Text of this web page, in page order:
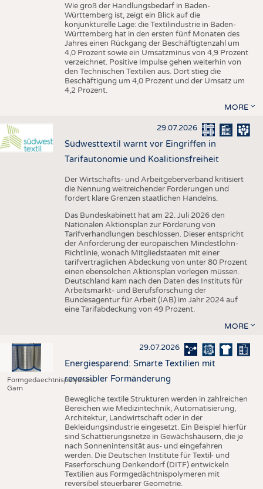
Wie groß der Handlungsbedarf in Baden-
Württemberg ist, zeigt ein Blick auf die
konjunkturelle Lage: die Textilindustrie in Baden-
Württemberg hat in den ersten fünf Monaten des
Jahres einen Rückgang der Beschäftigtenzahl um
4,0 Prozent sowie ein Umsatzminus von 4,9 Prozent
verzeichnet. Positive Impulse gehen weiterhin von
den Technischen Textilien aus. Dort stieg die
Beschäftigung um 4,0 Prozent und der Umsatz um
4,2 Prozent.
MORE
29.07.2026
Südwesttextil warnt vor Eingriffen in
Tarifautonomie und Koalitionsfreiheit
Der Wirtschafts- und Arbeitgeberverband kritisiert
die Nennung weitreichender Forderungen und
fordert klare Grenzen staatlichen Handelns.
Das Bundeskabinett hat am 22. Juli 2026 den
Nationalen Aktionsplan zur Förderung von
Tarifverhandlungen beschlossen. Dieser entspricht
der Anforderung der europäischen Mindestlohn-
Richtlinie, wonach Mitgliedstaaten mit einer
tarifvertraglichen Abdeckung von unter 80 Prozent
einen ebensolchen Aktionsplan vorlegen müssen.
Deutschland kam nach den Daten des Instituts für
Arbeitsmarkt- und Berufsforschung der
Bundesagentur für Arbeit (IAB) im Jahr 2024 auf
eine Tarifabdeckung von 49 Prozent.
MORE
Formgedaechtnispolymere
Garn
29.07.2026
Energiesparend: Smarte Textilien mit
reversibler Formänderung
Bewegliche textile Strukturen werden in zahlreichen
Bereichen wie Medizintechnik, Automatisierung,
Architektur, Landwirtschaft oder in der
Bekleidungsindustrie eingesetzt. Ein Beispiel hierfür
sind Schattierungsnetze in Gewächshäusern, die je
nach Sonnenintensität aus- und eingefahren
werden. Die Deutschen Institute für Textil- und
Faserforschung Denkendorf (DITF) entwickeln
Textilien aus Formgedächtnispolymeren mit
reversibel steuerbarer Geometrie.